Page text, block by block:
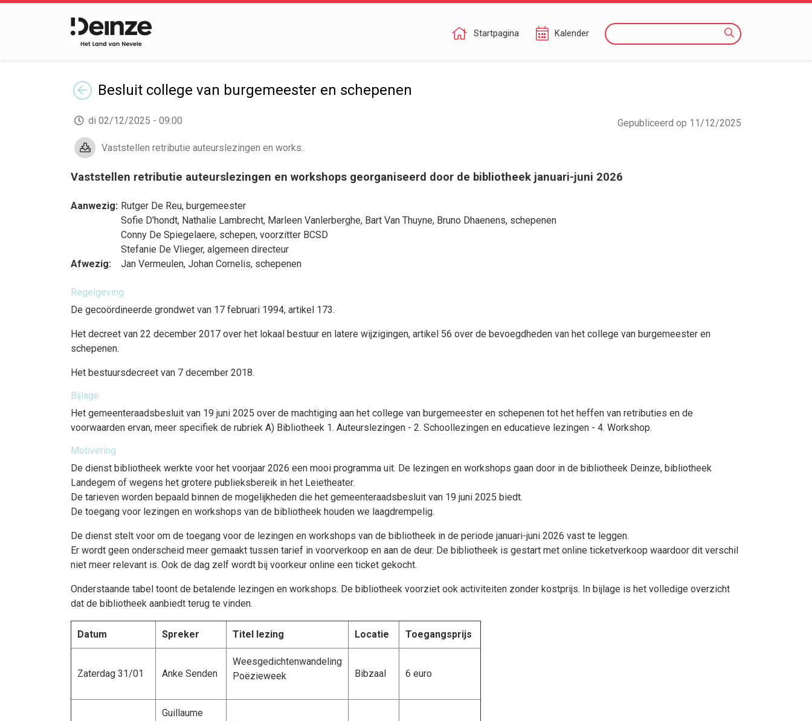
Startpagina Kalender Zoeken
TerugBesluit college van burgemeester en schepenen
Gepubliceerd op 11/12/2025
di 02/12/2025 - 09:00
Vaststellen retributie auteurslezingen en works..
Vaststellen retributie auteurslezingen en workshops georganiseerd door de bibliotheek januari-juni 2026
Aanwezig: Rutger De Reu, burgemeester
Sofie D'hondt, Nathalie Lambrecht, Marleen Vanlerberghe, Bart Van Thuyne, Bruno Dhaenens, schepenen
Conny De Spiegelaere, schepen, voorzitter BCSD
Stefanie De Vlieger, algemeen directeur
Afwezig:
Jan Vermeulen, Johan Cornelis, schepenen
Regelgeving
De gecoördineerde grondwet van 17 februari 1994, artikel 173.
Het decreet van 22 december 2017 over het lokaal bestuur en latere wijzigingen, artikel 56 over de bevoegdheden van het college van burgemeester en
schepenen.
Het bestuursdecreet van 7 december 2018.
Bijlage
Het gemeenteraadsbesluit van 19 juni 2025 over de machtiging aan het college van burgemeester en schepenen tot het heffen van retributies en de
voorwaarden ervan, meer specifiek de rubriek A) Bibliotheek 1. Auteurslezingen - 2. Schoollezingen en educatieve lezingen - 4. Workshop.
Motivering
De dienst bibliotheek werkte voor het voorjaar 2026 een mooi programma uit. De lezingen en workshops gaan door in de bibliotheek Deinze, bibliotheek
Landegem of wegens het grotere publieksbereik in het Leietheater.
De tarieven worden bepaald binnen de mogelijkheden die het gemeenteraadsbesluit van 19 juni 2025 biedt.
De toegang voor lezingen en workshops van de bibliotheek houden we laagdrempelig.
De dienst stelt voor om de toegang voor de lezingen en workshops van de bibliotheek in de periode januari-juni 2026 vast te leggen.
Er wordt geen onderscheid meer gemaakt tussen tarief in voorverkoop en aan de deur. De bibliotheek is gestart met online ticketverkoop waardoor dit verschil
niet meer relevant is. Ook de dag zelf wordt bij voorkeur online een ticket gekocht.
Onderstaande tabel toont de betalende lezingen en workshops. De bibliotheek voorziet ook activiteiten zonder kostprijs. In bijlage is het volledige overzicht
dat de bibliotheek aanbiedt terug te vinden.
Datum Spreker Titel lezing Locatie Toegangsprijs
Zaterdag 31/01 Anke Senden
Weesgedichtenwandeling
Poëzieweek
Bibzaal 6 euro
Guillaume